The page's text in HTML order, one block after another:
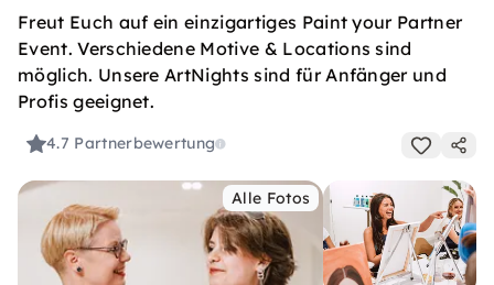
Freut Euch auf ein einzigartiges Paint your Partner
Event. Verschiedene Motive & Locations sind
möglich. Unsere ArtNights sind für Anfänger und
Profis geeignet.
4.7 Partnerbewertung
Alle Fotos